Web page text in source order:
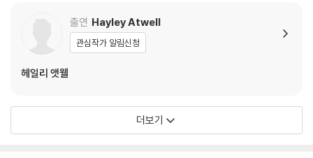
택을 부탁드립니다.
4) 한정판 상품의 변심, 오구매로 인한 반품은 회송된 상품의 상태 확인 후
진행이 가능합니다. 택배 이동 중 파손이 발생하지 않도록 완충 포장을 부
탁드립니다.
출연 Hayley Atwell
관심작가 알림신청
헤일리 앳웰
더보기